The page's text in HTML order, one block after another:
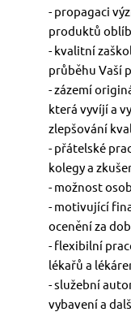
- propagaci
produktů
- kvalitní
průběhu Vaší
- zázemí
která vyvíjí a
zlepšování
- přátelské
kolegy a
- možnost
- motivující
ocenění za
- flexibilní
lékařů a
- služební
vybavení a